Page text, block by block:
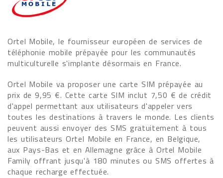
Ortel Mobile, le fournisseur européen de services de
téléphonie mobile prépayée pour les communautés
multiculturelle s'implante désormais en France.
Ortel Mobile va proposer une carte SIM prépayée au
prix de 9,95 €. Cette carte SIM inclut 7,50 € de crédit
d'appel permettant aux utilisateurs d'appeler vers
toutes les destinations à travers le monde. Les clients
peuvent aussi envoyer des SMS gratuitement à tous
les utilisateurs Ortel Mobile en France, en Belgique,
aux Pays-Bas et en Allemagne grâce à Ortel Mobile
Family offrant jusqu'à 180 minutes ou SMS offertes à
chaque recharge effectuée.